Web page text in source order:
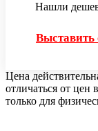
Нашли
Выставить
Цена
отличаться от цен
только для